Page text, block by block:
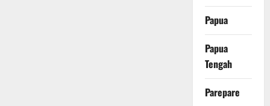
Papua
Papua
Tengah
Parepare